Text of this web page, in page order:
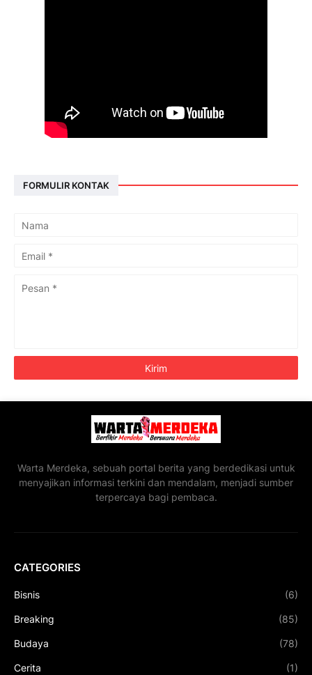
FORMULIR KONTAK
Warta Merdeka, sebuah portal berita yang berdedikasi untuk
menyajikan informasi terkini dan mendalam, menjadi sumber
terpercaya bagi pembaca.
CATEGORIES
Bisnis (6)
Breaking (85)
Budaya (78)
Cerita (1)